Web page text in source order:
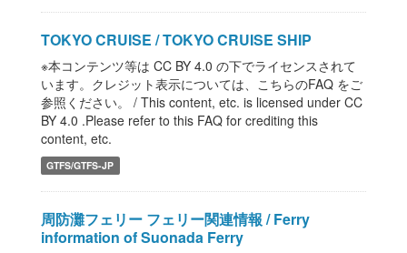
TOKYO CRUISE / TOKYO CRUISE SHIP
※本コンテンツ等は CC BY 4.0 の下でライセンスされて
います。クレジット表示については、こちらのFAQ をご
参照ください。 / This content, etc. is licensed under CC
BY 4.0 .Please refer to this FAQ for crediting this
content, etc.
GTFS/GTFS-JP
周防灘フェリー フェリー関連情報 / Ferry
information of Suonada Ferry